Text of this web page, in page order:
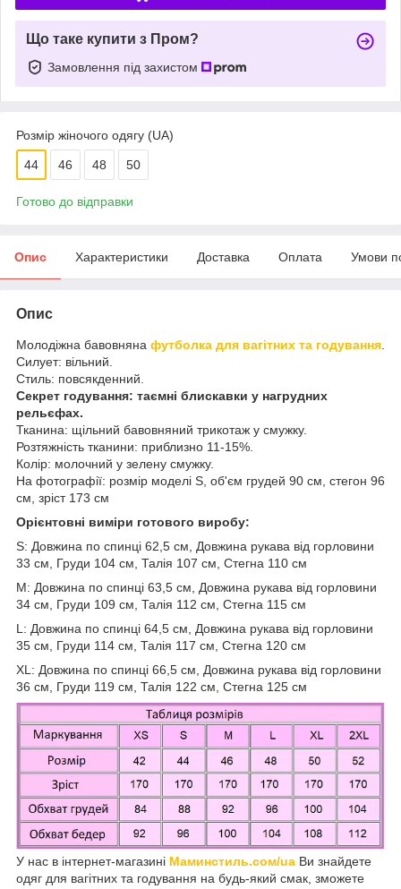
Що таке купити з Пром?
Замовлення під захистом
Розмір жіночого одягу (UA)
44 46 48 50
Готово до відправки
Опис Характеристики Доставка Оплата Умови
Опис
Молодіжна бавовняна футболка для вагітних та годування
Силует: вільний.
Стиль: повсякденний.
Секрет годування: таємні блискавки у нагрудних
рельєфах.
Тканина: щільний бавовняний трикотаж у смужку.
Розтяжність тканини: приблизно 11-15%.
Колір: молочний у зелену смужку.
На фотографії: розмір моделі S, об'єм грудей 90 см, стегон 96
см, зріст 173 см
Орієнтовні виміри готового виробу:
S: Довжина по спинці 62,5 см, Довжина рукава від горловини
33 см, Груди 104 см, Талія 107 см, Стегна 110 см
M: Довжина по спинці 63,5 см, Довжина рукава від горловини
34 см, Груди 109 см, Талія 112 см, Стегна 115 см
L: Довжина по спинці 64,5 см, Довжина рукава від горловини
35 см, Груди 114 см, Талія 117 см, Стегна 120 см
XL: Довжина по спинці 66,5 см, Довжина рукава від горловини
36 см, Груди 119 см, Талія 122 см, Стегна 125 см
У нас в інтернет-магазині Маминстиль.сом/ua Ви знайдете
одяг для вагітних та годування на будь-який смак, зможете